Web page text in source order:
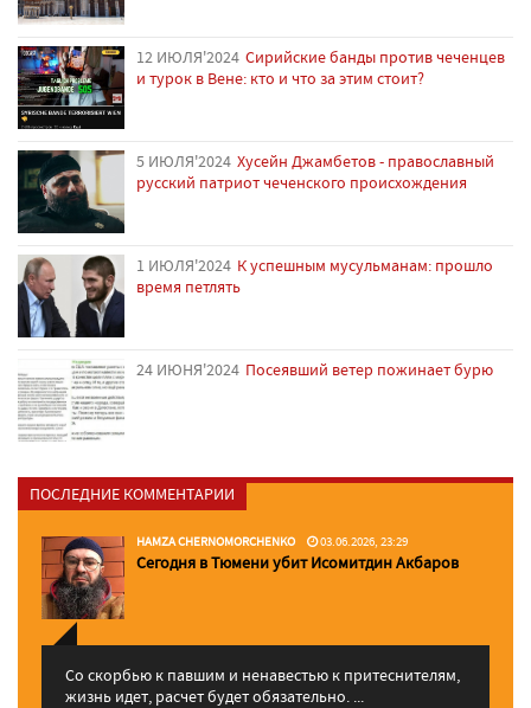
12 ИЮЛЯ'2024 Сирийские банды против чеченцев
и турок в Вене: кто и что за этим стоит?
5 ИЮЛЯ'2024 Хусейн Джамбетов - православный
русский патриот чеченского происхождения
1 ИЮЛЯ'2024 К успешным мусульманам: прошло
время петлять
24 ИЮНЯ'2024 Посеявший ветер пожинает бурю
ПОСЛЕДНИЕ КОММЕНТАРИИ
HAMZA CHERNOMORCHENKO 03.06.2026, 23:29
Сегодня в Тюмени убит Исомитдин Акбаров
Со скорбью к павшим и ненавестью к притеснителям,
жизнь идет, расчет будет обязательно. ...